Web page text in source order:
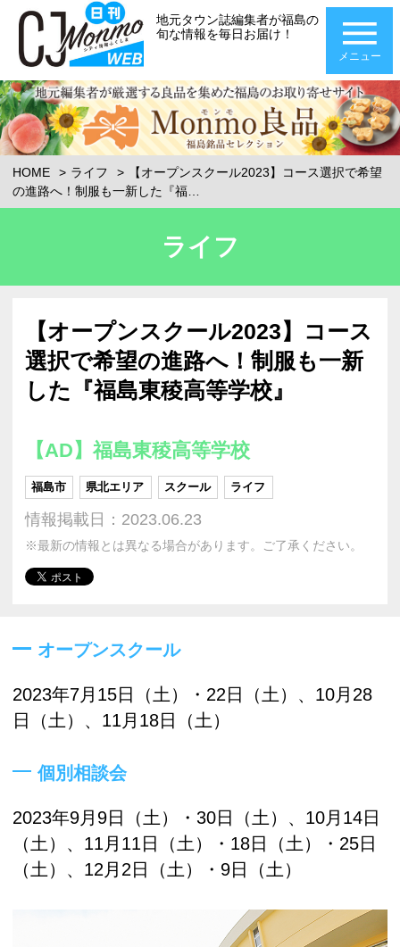
地元タウン誌編集者が福島の
旬な情報を毎日お届け！
メニュー
HOME ライフ
【オープンスクール2023】コース選択で希望
の進路へ！制服も一新した『福…
ライフ
【オープンスクール2023】コース
選択で希望の進路へ！制服も一新
した『福島東稜高等学校』
【AD】福島東稜高等学校
福島市 県北エリア スクール ライフ
情報掲載日：2023.06.23
※最新の情報とは異なる場合があります。ご了承ください。
オープンスクール
2023年7月15日（土）・22日（土）、10月28
日（土）、11月18日（土）
個別相談会
2023年9月9日（土）・30日（土）、10月14日
（土）、11月11日（土）・18日（土）・25日
（土）、12月2日（土）・9日（土）